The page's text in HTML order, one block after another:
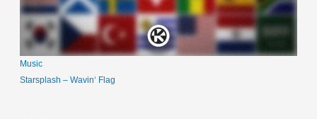
Music
Starsplash – Wavin‘ Flag